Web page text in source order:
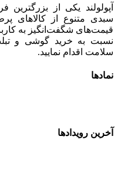
یکی از بزرگترین
متنوع از کالاهای
شگفت‌انگیز به
به خرید گوشی و
اقدام نمایید.
رویدادها